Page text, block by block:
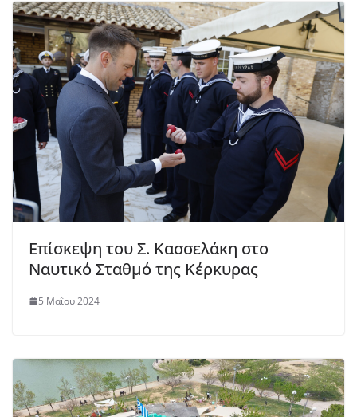
Επίσκεψη του Σ. Κασσελάκη στο
Ναυτικό Σταθμό της Κέρκυρας
5 Μαΐου 2024